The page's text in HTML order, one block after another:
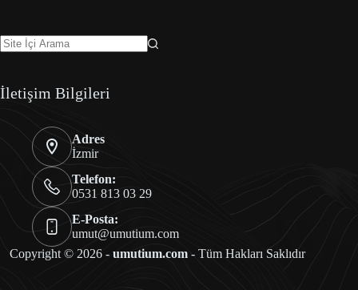
İletişim Bilgileri
Adres
İzmir
Telefon:
0531 813 03 29
E-Posta:
umut@umutium.com
Copyright © 2026 -umutium.com - Tüm Hakları Saklıdır